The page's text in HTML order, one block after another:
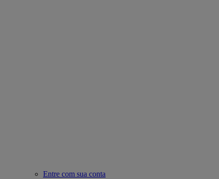
Entre com sua conta